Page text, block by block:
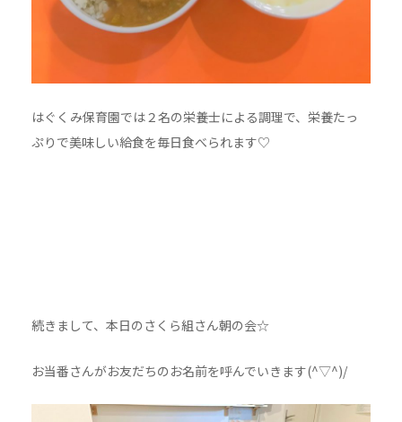
はぐくみ保育園では２名の栄養士による調理で、栄養たっ
ぷりで美味しい給食を毎日食べられます♡
続きまして、本日のさくら組さん朝の会☆
お当番さんがお友だちのお名前を呼んでいきます(^▽^)/